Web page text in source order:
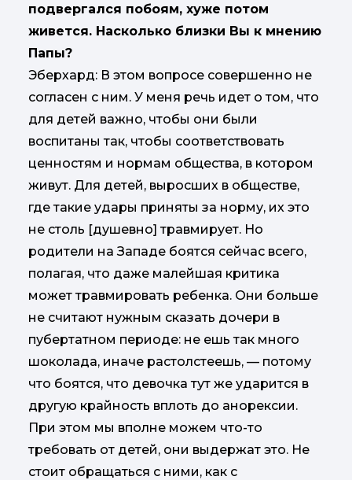
подвергался побоям, хуже потом
живется. Насколько близки Вы к мнению
Папы?
Эберхард: В этом вопросе совершенно не
согласен с ним. У меня речь идет о том, что
для детей важно, чтобы они были
воспитаны так, чтобы соответствовать
ценностям и нормам общества, в котором
живут. Для детей, выросших в обществе,
где такие удары приняты за норму, их это
не столь [душевно] травмирует. Но
родители на Западе боятся сейчас всего,
полагая, что даже малейшая критика
может травмировать ребенка. Они больше
не считают нужным сказать дочери в
пубертатном периоде: не ешь так много
шоколада, иначе растолстеешь, — потому
что боятся, что девочка тут же ударится в
другую крайность вплоть до анорексии.
При этом мы вполне можем что-то
требовать от детей, они выдержат это. Не
стоит обращаться с ними, как с